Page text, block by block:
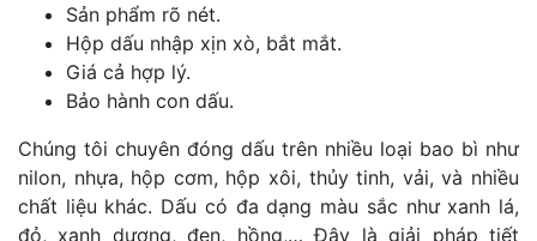
Sản phẩm rõ nét.
Hộp dấu nhập xịn xò, bắt mắt.
Giá cả hợp lý.
Bảo hành con dấu.
Chúng tôi chuyên đóng dấu trên nhiều loại bao bì như
nilon, nhựa, hộp cơm, hộp xôi, thủy tinh, vải, và nhiều
chất liệu khác. Dấu có đa dạng màu sắc như xanh lá,
đỏ, xanh dương, đen, hồng,… Đây là giải pháp tiết